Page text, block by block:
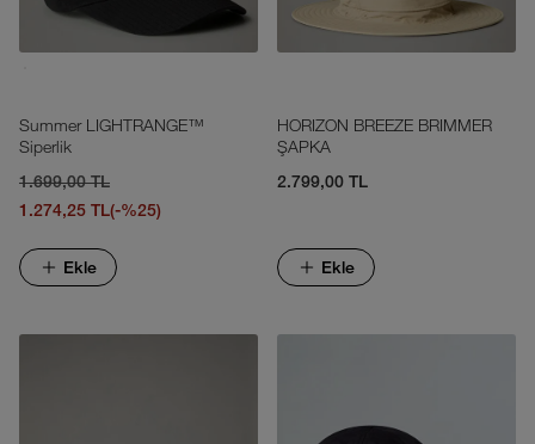
Summer LIGHTRANGE™
Siperlik
1.699,00 TL
1.274,25 TL(-%25)
Ekle
HORIZON BREEZE BRIMMER
ŞAPKA
2.799,00 TL
Ekle